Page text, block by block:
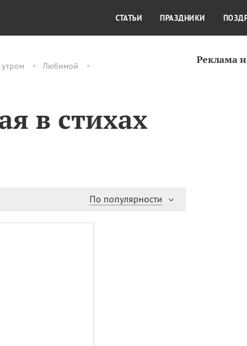
Любимой
в стихах
По популярности
Реклама
КУЛЬТУРА
СТАТЬИ ПРАЗДНИКИ